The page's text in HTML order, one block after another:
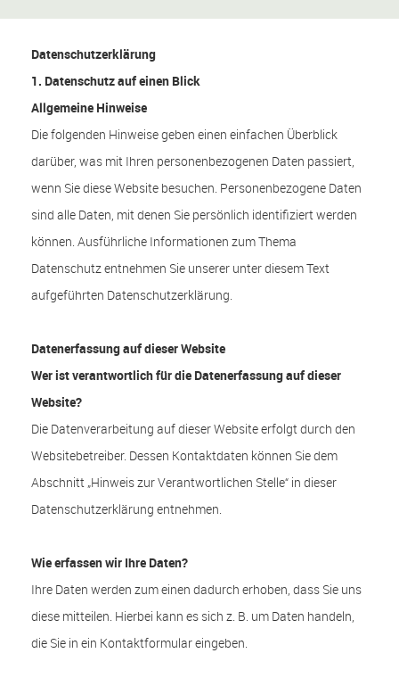
Datenschutz­erklärung
1. Datenschutz auf einen Blick
Allgemeine Hinweise
Die folgenden Hinweise geben einen einfachen Überblick
darüber, was mit Ihren personenbezogenen Daten passiert,
wenn Sie diese Website besuchen. Personenbezogene Daten
sind alle Daten, mit denen Sie persönlich identifiziert werden
können. Ausführliche Informationen zum Thema
Datenschutz entnehmen Sie unserer unter diesem Text
aufgeführten Datenschutzerklärung.
Datenerfassung auf dieser Website
Wer ist verantwortlich für die Datenerfassung auf dieser
Website?
Die Datenverarbeitung auf dieser Website erfolgt durch den
Websitebetreiber. Dessen Kontaktdaten können Sie dem
Abschnitt „Hinweis zur Verantwortlichen Stelle“ in dieser
Datenschutzerklärung entnehmen.
Wie erfassen wir Ihre Daten?
Ihre Daten werden zum einen dadurch erhoben, dass Sie uns
diese mitteilen. Hierbei kann es sich z. B. um Daten handeln,
die Sie in ein Kontaktformular eingeben.